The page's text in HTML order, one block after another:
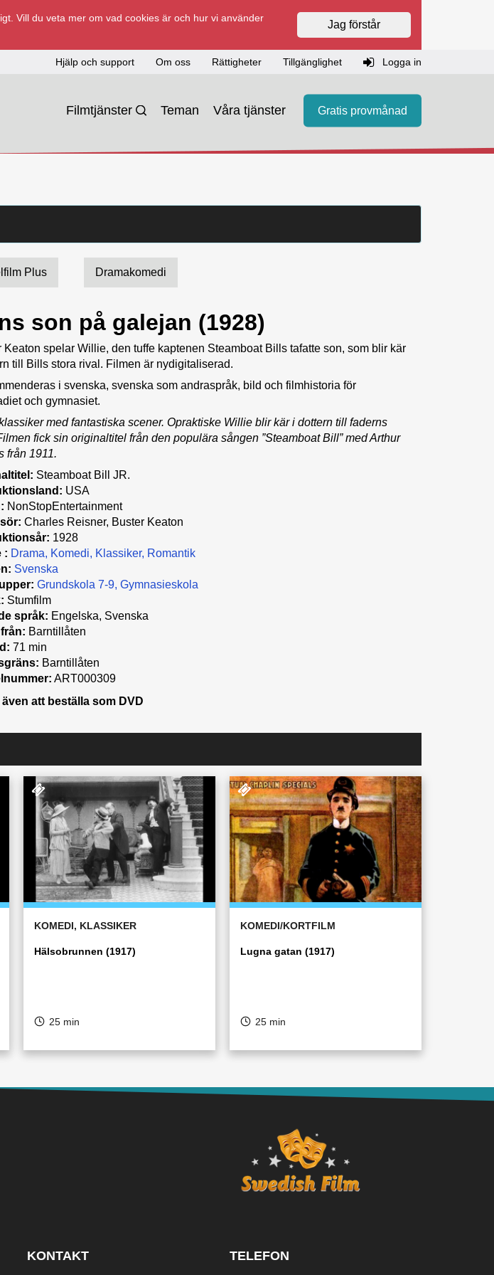
Vill du veta mer om vad cookies är och hur vi använder
Jag förstår
Hjälp och support Om oss Rättigheter Tillgänglighet Logga in
Filmtjänster Teman Våra tjänster Gratis provmånad
Plus Dramakomedi
son på galejan (1928)
Keaton spelar Willie, den tuffe kaptenen Steamboat Bills tafatte son, som blir kär
till Bills stora rival. Filmen är nydigitaliserad.
i svenska, svenska som andraspråk, bild och filmhistoria för
och gymnasiet.
med fantastiska scener. Opraktiske Willie blir kär i dottern till faderns
fick sin originaltitel från den populära sången ”Steamboat Bill” med Arthur
från 1911.
Steamboat Bill JR.
USA
NonStopEntertainment
Charles Reisner, Buster Keaton
1928
: Drama Komedi Klassiker
Romantik
Svenska
Grundskola 7-9 Gymnasieskola
Stumfilm
språk: Engelska, Svenska
Barntillåten
71 min
Barntillåten
ART000309
även att beställa som DVD
KOMEDI, KLASSIKER
Hälsobrunnen (1917)
25 min
KOMEDI/KORTFILM
Lugna gatan (1917)
25 min
KONTAKT TELEFON